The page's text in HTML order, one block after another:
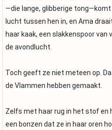
—die lange, glibberige
lucht tussen hen in, en Ama
haar kaak, een slakkenspoor
de avondlucht.
Toch geeft ze niet meteen op.
de Vlammen hebben gemaakt.
Zelfs met haar rug in het stof en
een bonzen dat ze in haar oren